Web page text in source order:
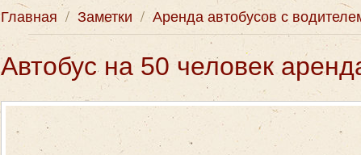
Главная / Заметки / Аренда автобусов с
Автобус на 50 человек